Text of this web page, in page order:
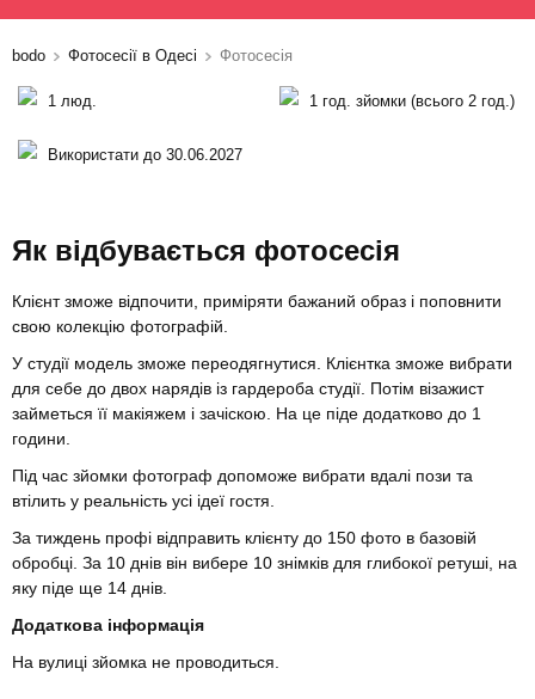
bodo Фотосесії в Одесі Фотосесія
1 люд. 1 год. зйомки (всього 2 год.)
Використати до 30.06.2027
Як відбувається фотосесія
Клієнт зможе відпочити, приміряти бажаний образ і поповнити
свою колекцію фотографій.
У студії модель зможе переодягнутися. Клієнтка зможе вибрати
для себе до двох нарядів із гардероба студії. Потім візажист
займеться її макіяжем і зачіскою. На це піде додатково до 1
години.
Під час зйомки фотограф допоможе вибрати вдалі пози та
втілить у реальність усі ідеї гостя.
За тиждень профі відправить клієнту до 150 фото в базовій
обробці. За 10 днів він вибере 10 знімків для глибокої ретуші, на
яку піде ще 14 днів.
Додаткова інформація
На вулиці зйомка не проводиться.